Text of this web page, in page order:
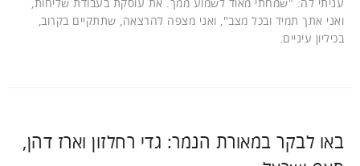
ואני אתך תמיד ובכל מצב", ואני מצפה להרצאה, שתתקיים בקרוב,
בכיליון עיניים.
באו לבקר במאורת הנמר: גדי רחלזון וארז דהן,